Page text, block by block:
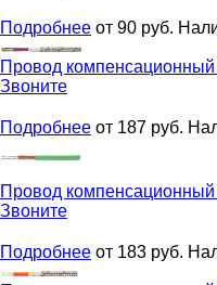
Подробнее от 90 руб.
Провод
Звоните
Подробнее от 187 руб.
Провод
Звоните
Подробнее от 183 руб.